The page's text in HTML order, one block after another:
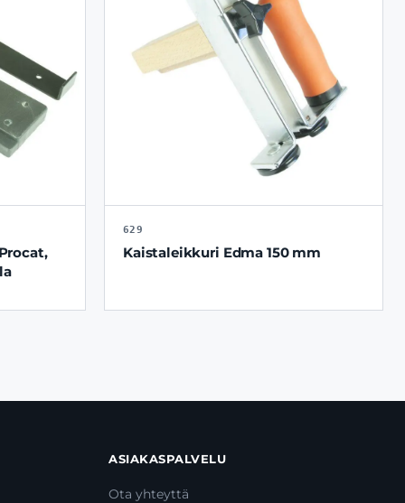
629
Kaistaleikkuri Edma 150 mm
ASIAKASPALVELU
Ota yhteyttä